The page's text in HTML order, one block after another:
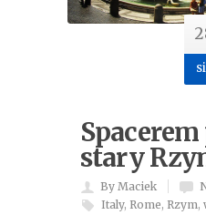
stary
By Maciek
Italy, Rome, Rzym,